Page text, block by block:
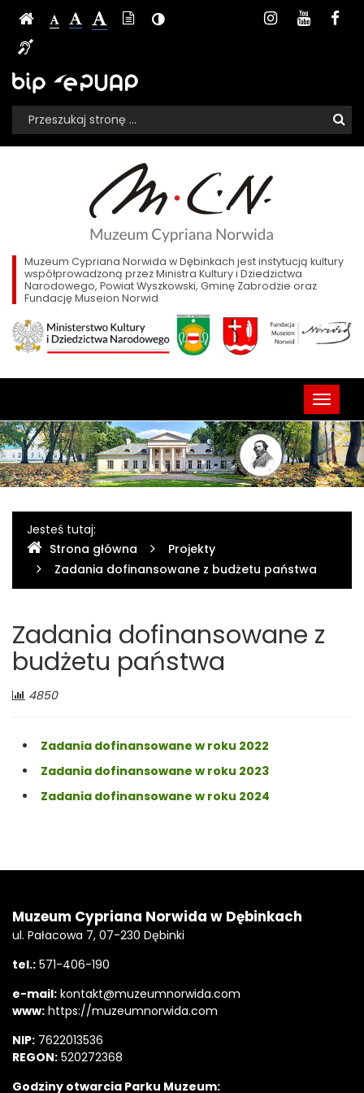
Zadania
dofinansowane
z
budżetu
państwa
Muzeum
Cypriana
Norwida
w
Dębinkach
Ustawienia
strony
Strona
Czcionka,
jej
stronie:
Czcionka
WersjaKontrast
Informacja
niesłyszących
MediaInstagram
Sklep,
BIP,
e-
Biuletyn
Informacji
Publicznej
EPUAP
Wyszukiwarka
Formularz
wyszukiwania
Wyszukiwana
fraza:
Muzeum Cypriana Norwida w Dębinkach jest instytucją kultury
współprowadzoną przez Ministra Kultury i Dziedzictwa
Narodowego, Powiat Wyszkowski, Gminę Zabrodzie oraz
Fundację Museion Norwid
główne
Gdzie
jesteśmy
Jesteś tutaj:
Strona główna
Projekty
Zadania dofinansowane z budżetu państwa
Zadania dofinansowane z
budżetu państwa
Liczba
4850
Zadania dofinansowane w roku 2022
Zadania dofinansowane w roku 2023
Zadania dofinansowane w roku 2024
Muzeum Cypriana Norwida w Dębinkach
ul. Pałacowa 7, 07-230 Dębinki
tel.: 571-406-190
e-mail: kontakt@muzeumnorwida.com
www: https://muzeumnorwida.com
NIP: 7622013536
REGON: 520272368
Godziny otwarcia Parku Muzeum: